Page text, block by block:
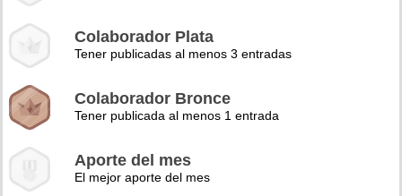
Colaborador Plata
Tener publicadas al menos 3 entradas
Colaborador Bronce
Tener publicada al menos 1 entrada
Aporte del mes
El mejor aporte del mes